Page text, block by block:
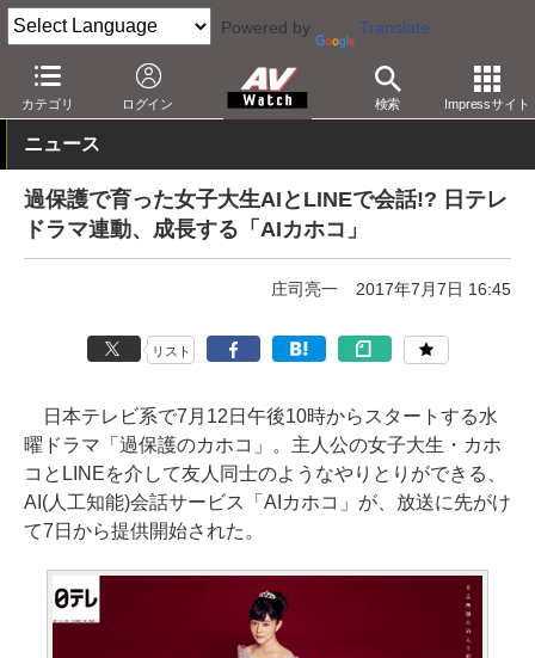
Powered by Translate
カテゴリ ログイン 検索 Impressサイト
AV Watch 動向 技術・デバイス
ニュース
過保護で育った女子大生AIとLINEで会話!? 日テレ
ドラマ連動、成長する「AIカホコ」
庄司亮一 2017年7月7日 16:45
リスト
日本テレビ系で7月12日午後10時からスタートする水
曜ドラマ「過保護のカホコ」。主人公の女子大生・カホ
コとLINEを介して友人同士のようなやりとりができる、
AI(人工知能)会話サービス「AIカホコ」が、放送に先がけ
て7日から提供開始された。